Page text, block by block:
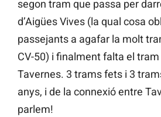
segon tram que passa per
d’Aigües Vives (la qual cosa
passejants a agafar la molt
CV-50) i finalment falta el
Tavernes. 3 trams fets i 3
anys, i de la connexió entre
parlem!